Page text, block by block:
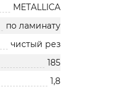
METALLICA
по ламинату
чистый рез
185
1,8